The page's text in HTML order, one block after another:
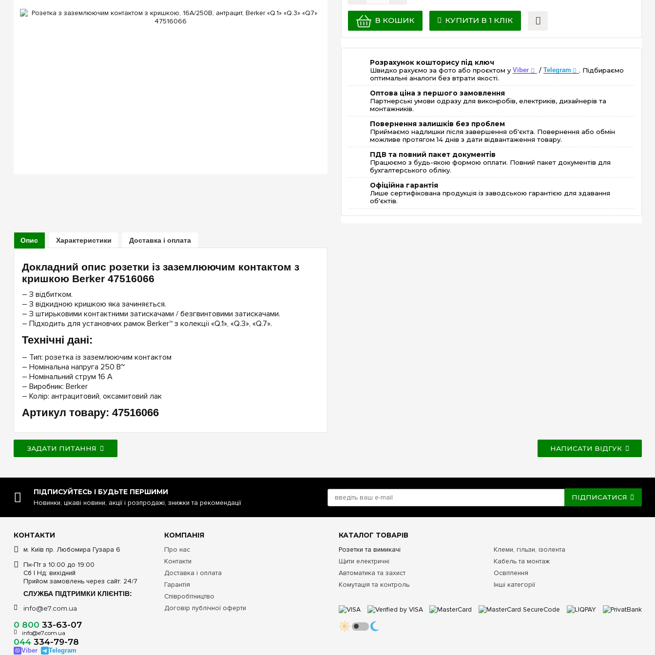
В КОШИК КУПИТИ В 1 КЛІК
Розрахунок кошторису під ключ
Швидко рахуємо за фото або проєктом уViber / Telegram
. Підбираємо
оптимальні аналоги без втрати якості.
Оптова ціна з першого замовлення
Партнерські умови одразу для виконробів, електриків, дизайнерів та
монтажників.
Повернення залишків без проблем
Приймаємо надлишки після завершення об'єкта. Повернення або обмін
можливе протягом 14 днів з дати відвантаження товару.
ПДВ та повний пакет документів
Працюємо з будь-якою формою оплати. Повний пакет документів для
бухгалтерського обліку.
Офіційна гарантія
Лише сертифікована продукція із заводською гарантією для здавання
об'єктів.
Опис Характеристики Доставка і оплата
Докладний опис розетки із заземлюючим контактом з
кришкою Berker 47516066
– З відбитком.
– З відкидною кришкою яка зачиняється.
– З штирьковими контактними затискачами / безгвинтовими затискачами.
– Підходить для установчих рамок Berker™ з колекції «Q.1», «Q.3», «Q.7».
Технічні дані:
– Тип: розетка із заземлюючим контактом
– Номінальна напруга 250 В~
– Номінальний струм 16 A
– Виробник: Berker
– Колір: антрацитовий, оксамитовий лак
Артикул товару: 47516066
ЗАДАТИ ПИТАННЯ НАПИСАТИ ВІДГУК
ПІДПИСУЙТЕСЬ І БУДЬТЕ ПЕРШИМИ
Новинки, цікаві новини, акції і розпродажі, знижки та рекомендації
ПІДПИСАТИСЯ
КОНТАКТИ
м. Київ пр. Любомира Гузара 6
Пн-Пт з 10:00 до 19:00
Сб | Нд: вихідний
Прийом замовлень через сайт: 24/7
СЛУЖБА ПІДТРИМКИ КЛІЄНТІВ:
info@e7.com.ua
0 800 33-63-07
info@e7.com.ua
044334-79-78
Viber Telegram
КОМПАНІЯ
Про нас
Контакти
Доставка і оплата
Гарантія
Співробітництво
Договір публічної оферти
КАТАЛОГ ТОВАРІВ
Розетки та вимикачі
Щити електричні
Автоматика та захист
Комутація та контроль
Клеми, гільзи, ізолента
Кабель та монтаж
Освітлення
Інші категорії